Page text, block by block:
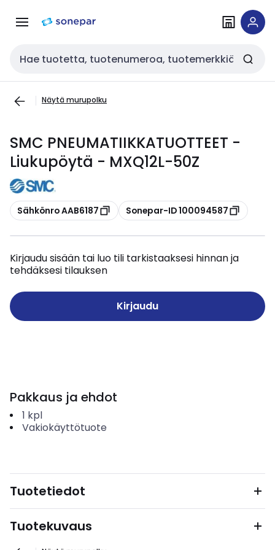
navigointiinsisältöön
Haku
Näytä murupolku
SMC PNEUMATIIKKATUOTTEET -
Liukupöytä - MXQ12L-50Z
Kopioi
Sähkönro AAB6187 Kopioi
Sonepar-ID 100094587
Kirjaudu sisään tai luo tili tarkistaaksesi hinnan ja
tehdäksesi tilauksen
Kirjaudu
Pakkaus ja ehdot
1 kpl
Vakiokäyttötuote
Tuotetiedot
Tuotekuvaus